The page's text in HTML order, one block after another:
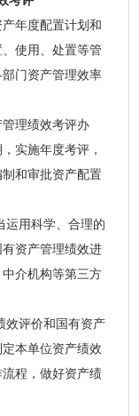
年度配置计划和
使用、处置等管
门资产管理效率
理绩效考评办
实施年度考评，
和审批资产配置
运用科学、合理的
资产管理绩效进
介机构等第三方
效评价和国有资产
本单位资产绩效
程，做好资产绩